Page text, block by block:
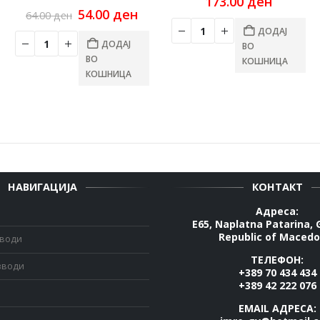
ден.
64.00ден Original
was:
64.00 ден.
54.00 ден Current
ДОДАЈ
ВО
КОШНИЦА
ДОДАЈ
ВО
КОШНИЦА
НАВИГАЦИЈА
КОНТАКТ
Адреса:
E65, Naplatna Patarina,
Republic of
ТЕЛЕФОН:
+389 70 434 434
+389 42 222 076
EMAIL АДРЕСА: